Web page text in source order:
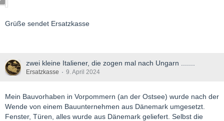
Grüße sendet Ersatzkasse
zwei kleine Italiener, die zogen mal nach Ungarn .......
Ersatzkasse 9. April 2024
Mein Bauvorhaben in Vorpommern (an der Ostsee) wurde nach der
Wende von einem Bauunternehmen aus Dänemark umgesetzt.
Fenster, Türen, alles wurde aus Dänemark geliefert. Selbst die